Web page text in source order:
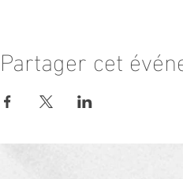
Partager cet